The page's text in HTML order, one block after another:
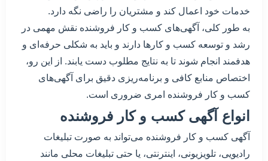
خدمات خود اعمال کند و مشتریان را راضی نگه دارد.
به طور کلی، آگهی‌های کسب و کار فروشنده نقش مهمی در
رشد و توسعه کسب و کارها دارند و باید به شکلی حرفه‌ای و
هدفمند انجام شوند تا به نتایج مطلوب دست یابند. از این رو،
اختصاص منابع کافی و برنامه‌ریزی دقیق برای آگهی‌های
کسب و کار فروشنده امری ضروری است.
انواع آگهی کسب و کار فروشنده
آگهی کسب و کار فروشنده می‌تواند به صورت تبلیغات
رادیویی، تلویزیونی، اینترنتی، یا حتی تبلیغات محلی مانند